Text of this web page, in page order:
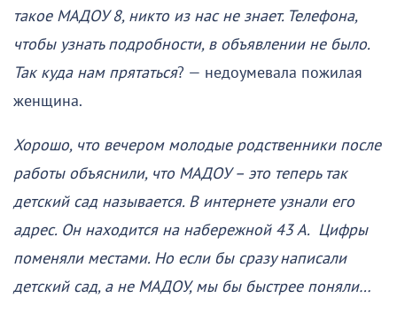
такое МАДОУ 8, никто из нас не знает. Телефона,
чтобы узнать подробности, в объявлении не было.
Так куда нам прятаться? — недоумевала пожилая
женщина.
Хорошо, что вечером молодые родственники после
работы объяснили, что МАДОУ – это теперь так
детский сад называется. В интернете узнали его
адрес. Он находится на набережной 43 А. Цифры
поменяли местами. Но если бы сразу написали
детский сад, а не МАДОУ, мы бы быстрее поняли…